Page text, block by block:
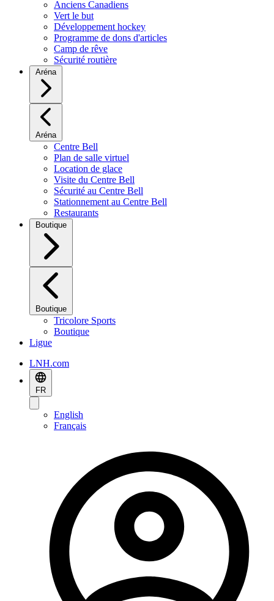
Anciens Canadiens
Vert le but
Développement hockey
Programme de dons d'articles
Camp de rêve
Sécurité routière
Aréna
Aréna
Centre Bell
Plan de salle virtuel
Location de glace
Visite du Centre Bell
Sécurité au Centre Bell
Stationnement au Centre Bell
Restaurants
Boutique
Boutique
Tricolore Sports
Boutique
Ligue
LNH.com
FR
English
Français